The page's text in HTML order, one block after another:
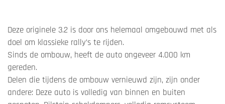
Deze originele 3.2 is door ons helemaal omgebouwd met als
doel om klassieke rally’s te rijden.
Sinds de ombouw, heeft de auto ongeveer 4.000 km
gereden.
Delen die tijdens de ombouw vernieuwd zijn, zijn onder
andere: Deze auto is volledig van binnen en buiten